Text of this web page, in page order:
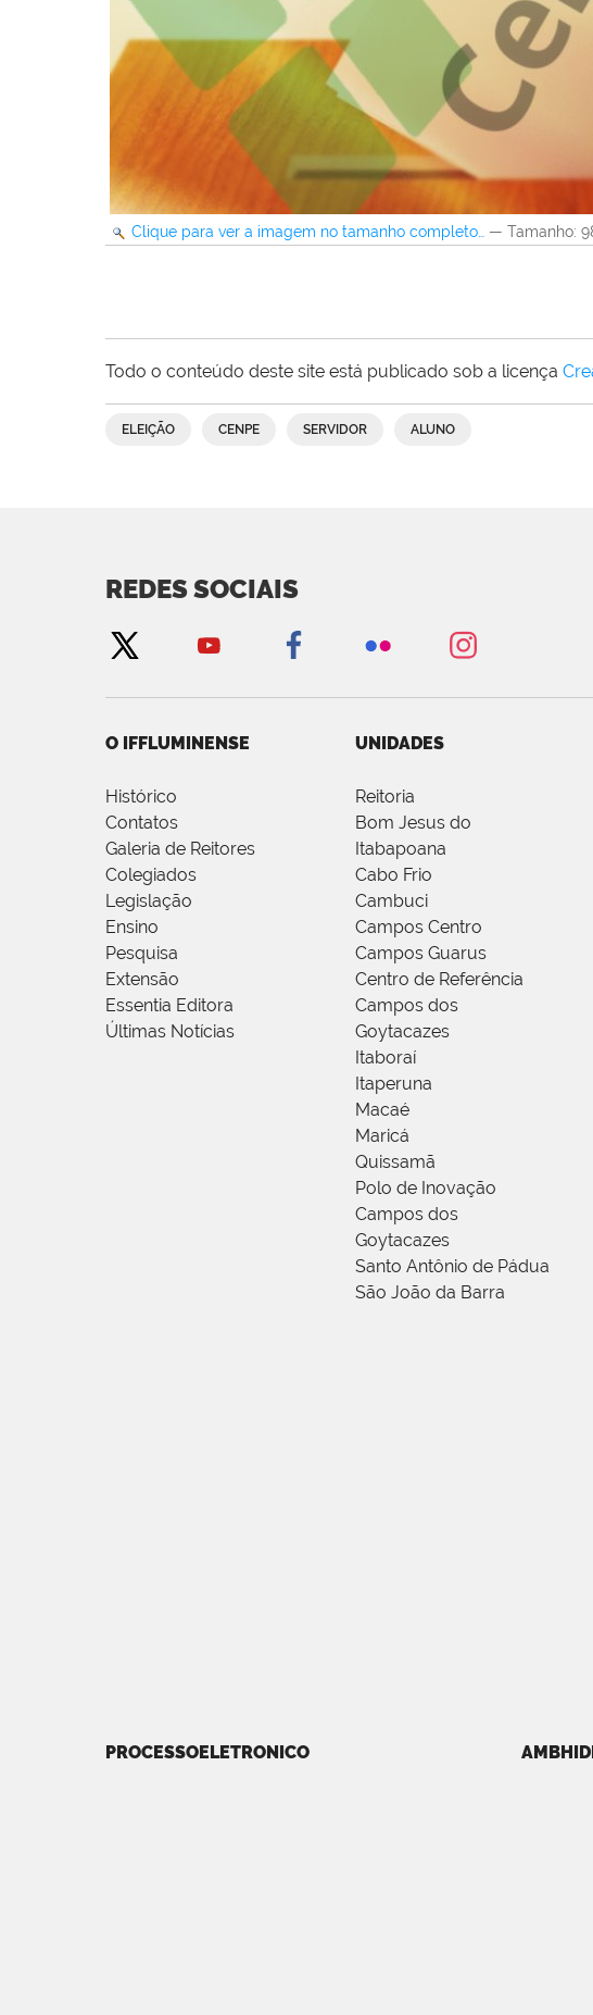
Clique para ver a imagem no tamanho completo… — Tamanho:
Todo o conteúdo deste site está publicado sob a licença
ELEIÇÃO CENPE SERVIDOR ALUNO
REDES SOCIAIS
O IFFLUMINENSE
Histórico
Contatos
Galeria de Reitores
Colegiados
Legislação
Ensino
Pesquisa
Extensão
Essentia Editora
Últimas Notícias
UNIDADES
Reitoria
Bom Jesus do
Itabapoana
Cabo Frio
Cambuci
Campos Centro
Campos Guarus
Centro de Referência
Campos dos
Goytacazes
Itaboraí
Itaperuna
Macaé
Maricá
Quissamã
Polo de Inovação
Campos dos
Goytacazes
Santo Antônio de Pádua
São João da Barra
PROCESSOELETRONICO